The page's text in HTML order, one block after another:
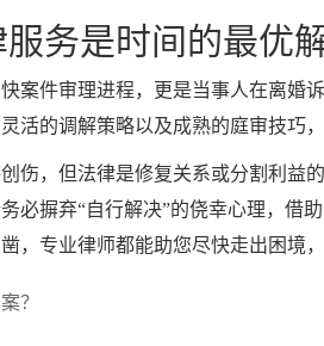
务是时间的最优
案件审理进程，更是当事人在离婚
活的调解策略以及成熟的庭审技巧
伤，但法律是修复关系或分割利益
必摒弃“自行解决”的侥幸心理，
，专业律师都能助您尽快走出困境
？